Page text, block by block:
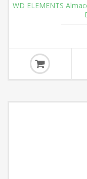
WD ELEMENTS